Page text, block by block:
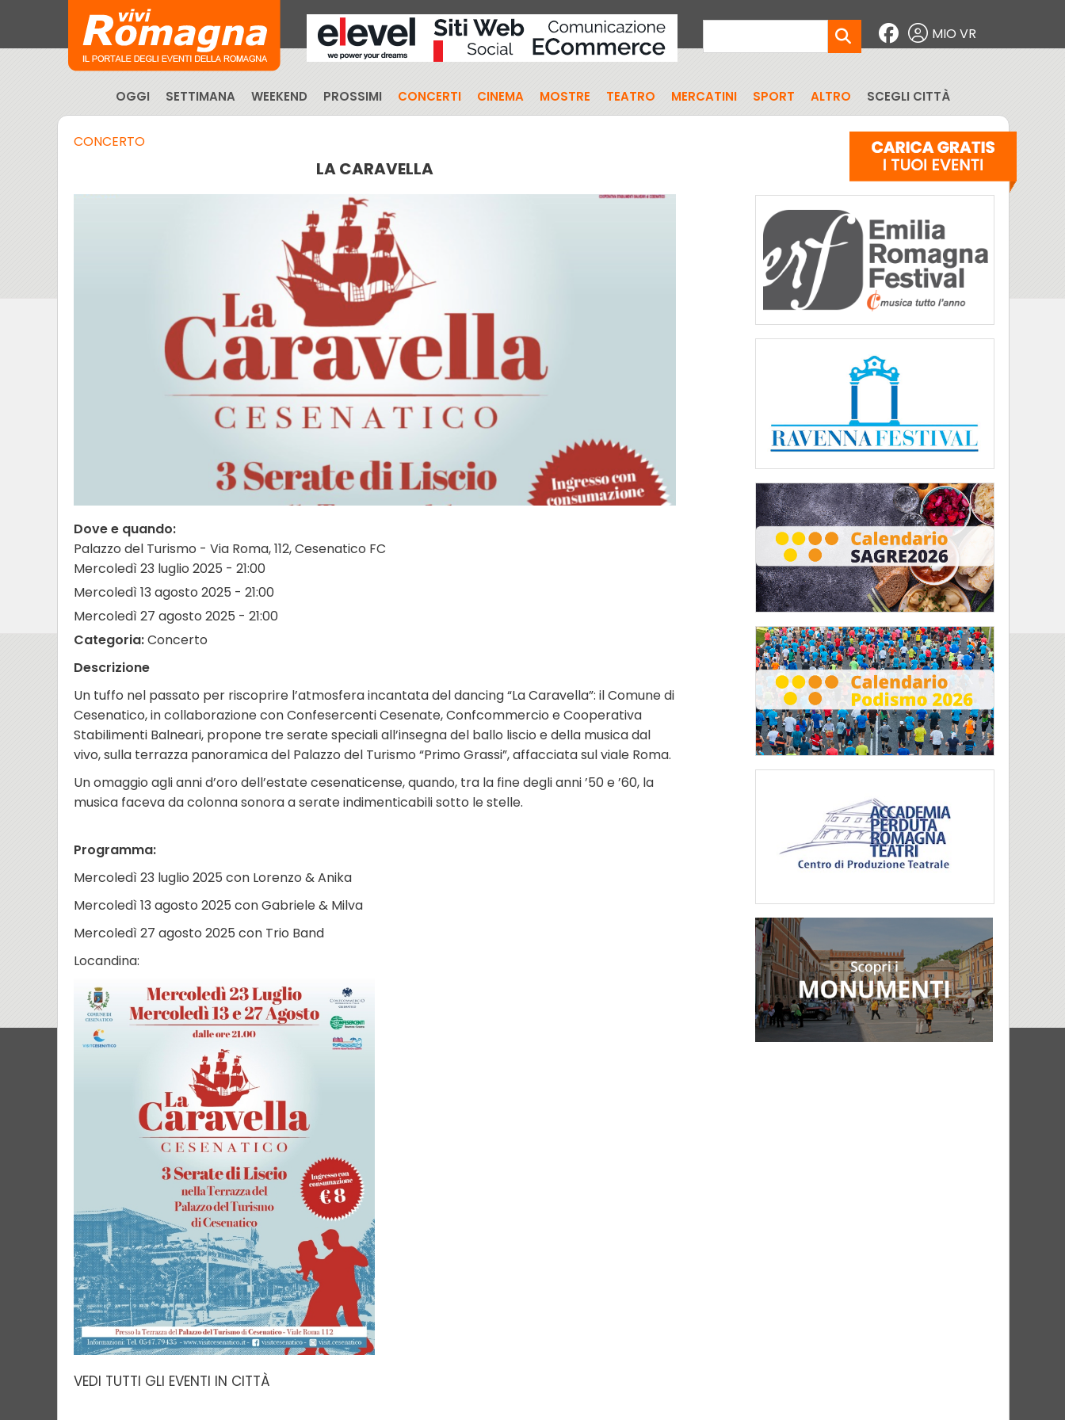
MIO VR
OGGI SETTIMANA WEEKEND PROSSIMI CONCERTI CINEMA MOSTRE TEATRO MERCATINI SPORT ALTRO SCEGLI CITTÀ
CONCERTO
LA CARAVELLA
Dove e quando:
Palazzo del Turismo - Via Roma, 112, Cesenatico FC
Mercoledì 23 luglio 2025 - 21:00
Mercoledì 13 agosto 2025 - 21:00
Mercoledì 27 agosto 2025 - 21:00
Categoria:Concerto
Descrizione
Un tuffo nel passato per riscoprire l’atmosfera incantata del dancing “La Caravella”: il Comune di
Cesenatico, in collaborazione con Confesercenti Cesenate, Confcommercio e Cooperativa
Stabilimenti Balneari, propone tre serate speciali all’insegna del ballo liscio e della musica dal
vivo, sulla terrazza panoramica del Palazzo del Turismo “Primo Grassi”, affacciata sul viale Roma.
Un omaggio agli anni d’oro dell’estate cesenaticense, quando, tra la fine degli anni ’50 e ’60, la
musica faceva da colonna sonora a serate indimenticabili sotto le stelle.
Programma:
Mercoledì 23 luglio 2025 con Lorenzo & Anika
Mercoledì 13 agosto 2025 con Gabriele & Milva
Mercoledì 27 agosto 2025 con Trio Band
Locandina:
VEDI TUTTI GLI EVENTI IN CITTÀ